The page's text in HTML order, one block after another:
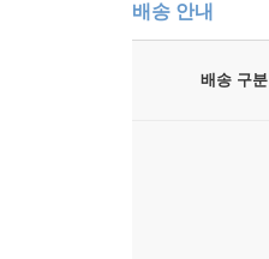
배송 안내
배송 구분